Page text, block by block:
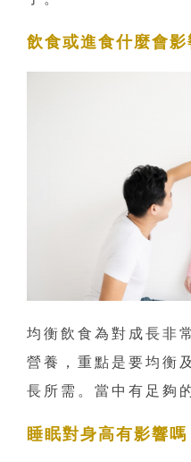
飲食或進食什麼會影
均衡飲食為對成長非
營養，重點是要均衡
長所需。當中有足夠
睡眠對身高有影響嗎